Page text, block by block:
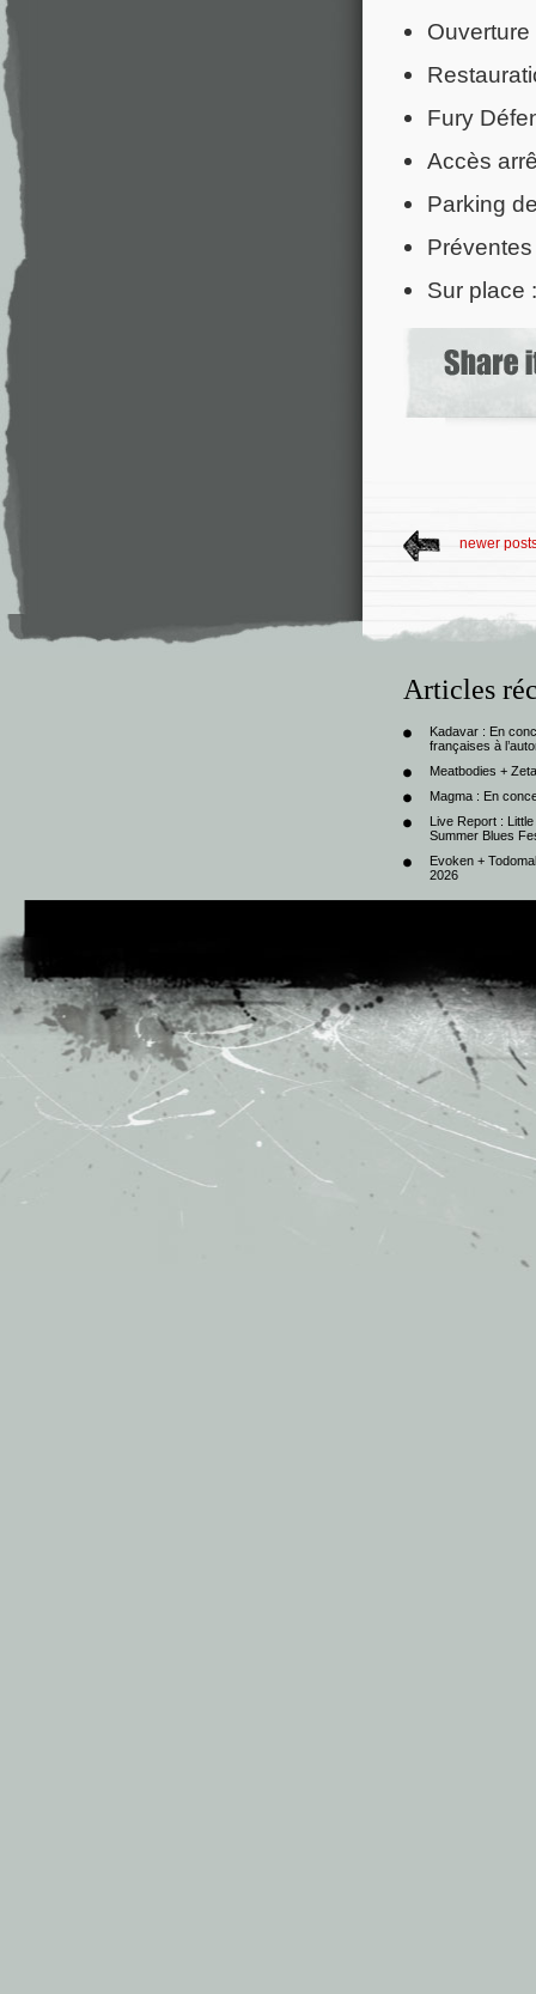
Fury
Accès
Parking
Sur place
newer
Articles
Kadavar : En
françaises à
Meatbodies +
Magma : En
Live Report :
Summer Blues
Evoken +
2026